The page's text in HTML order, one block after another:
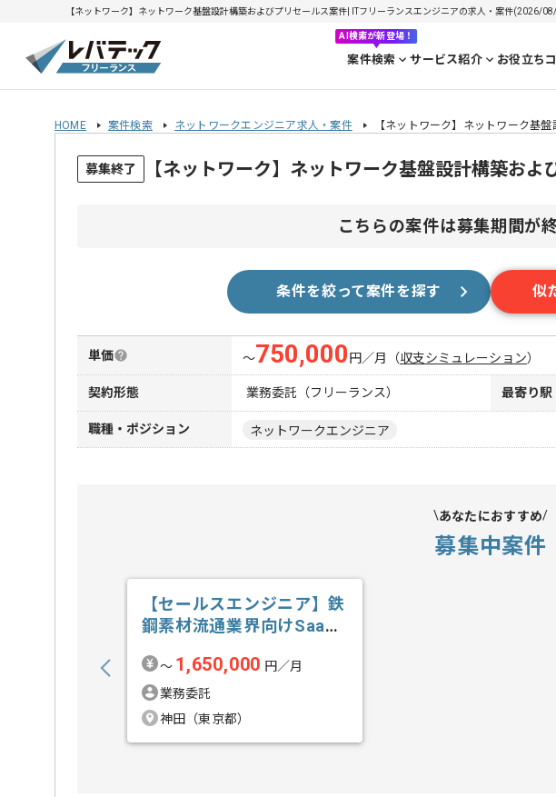
【ネットワーク】ネットワーク基盤設計構築およびプリセールス案件| ITフリーランスエンジニアの求人・案件(2026/
AI検索が新登場！
案件検索 サービス紹介 お役立ち
HOME 案件検索 ネットワークエンジニア求人・案件 【ネットワーク】ネットワーク基
募集終了 【ネットワーク】ネットワーク基盤設計構築お
こちらの案件は募集期間が
条件を絞って案件を探す 似
単価 〜750,000 円／月 （収支シミュレーション）
契約形態 業務委託（フリーランス） 最寄り駅
職種・ポジション ネットワークエンジニア
あなたにおすすめ
募集中案件
【セールスエンジニア】鉄
鋼素材流通業界向けSaaS
〜 1,650,000 円／月
業務委託
神田（東京都）